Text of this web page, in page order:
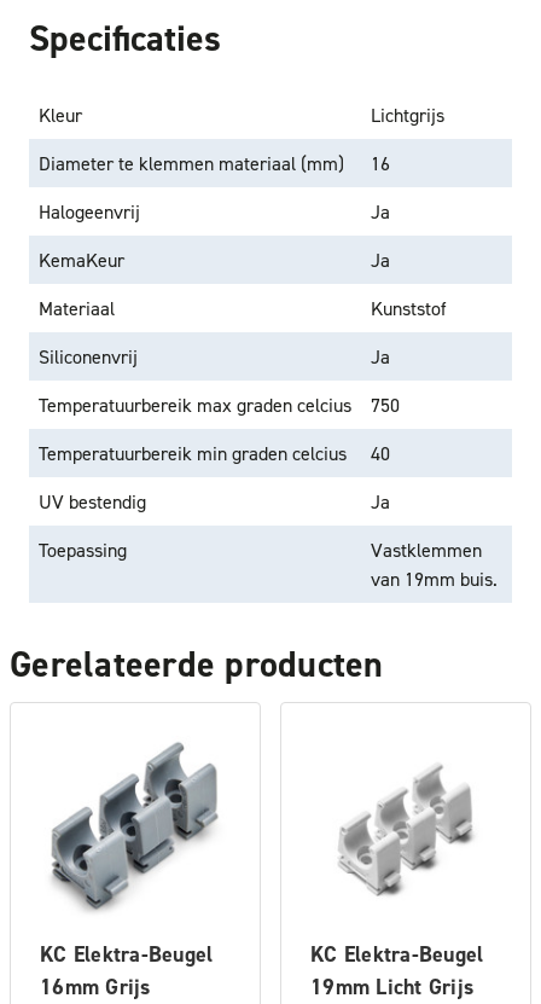
Specificaties
Kleur
Lichtgrijs
Diameter te klemmen materiaal (mm)
16
Halogeenvrij
Ja
KemaKeur
Ja
Materiaal
Kunststof
Siliconenvrij
Ja
Temperatuurbereik max graden celcius
750
Temperatuurbereik min graden celcius
40
UV bestendig
Ja
Toepassing
Vastklemmen
van 19mm buis.
Gerelateerde producten
KC Elektra-Beugel
16mm Grijs
KC Elektra-Beugel
19mm Licht Grijs